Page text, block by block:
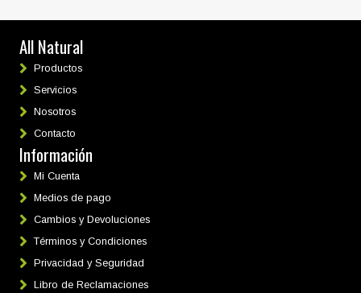
All Natural
Productos
Servicios
Nosotros
Contacto
Información
Mi Cuenta
Medios de pago
Cambios y Devoluciones
Términos y Condiciones
Privacidad y Seguridad
Libro de Reclamaciones